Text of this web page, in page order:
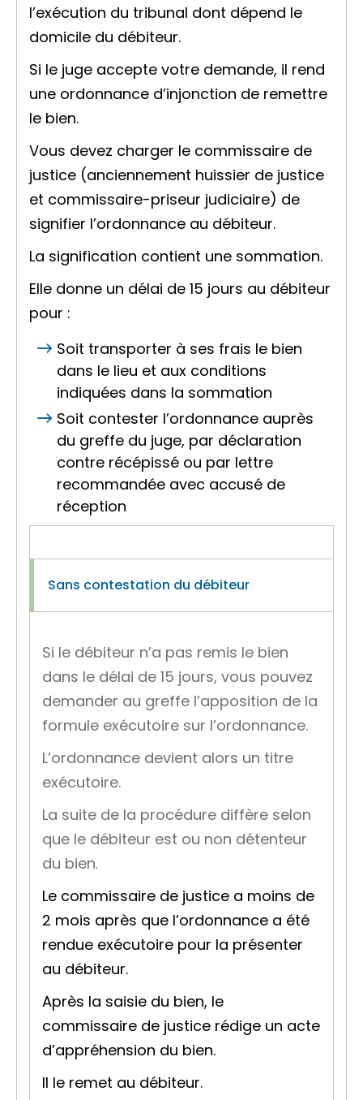
l’exécution du tribunal dont dépend le
domicile du débiteur.
Si le juge accepte votre demande, il rend
une ordonnance d’injonction de remettre
le bien.
Vous devez charger le commissaire de
justice (anciennement huissier de justice
et commissaire-priseur judiciaire) de
signifier l’ordonnance au débiteur.
La signification contient une sommation.
Elle donne un délai de 15 jours au débiteur
pour :
Soit transporter à ses frais le bien
dans le lieu et aux conditions
indiquées dans la sommation
Soit contester l’ordonnance auprès
du greffe du juge, par déclaration
contre récépissé ou par lettre
recommandée avec accusé de
réception
Sans contestation du débiteur
Si le débiteur n’a pas remis le bien
dans le délai de 15 jours, vous pouvez
demander au greffe l’apposition de la
formule exécutoire sur l’ordonnance.
L’ordonnance devient alors un titre
exécutoire.
La suite de la procédure diffère selon
que le débiteur est ou non détenteur
du bien.
Le commissaire de justice a moins de
2 mois après que l’ordonnance a été
rendue exécutoire pour la présenter
au débiteur.
Après la saisie du bien, le
commissaire de justice rédige un acte
d’appréhension du bien.
Il le remet au débiteur.